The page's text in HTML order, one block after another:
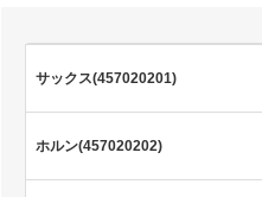
サックス(457020201)
ホルン(457020202)